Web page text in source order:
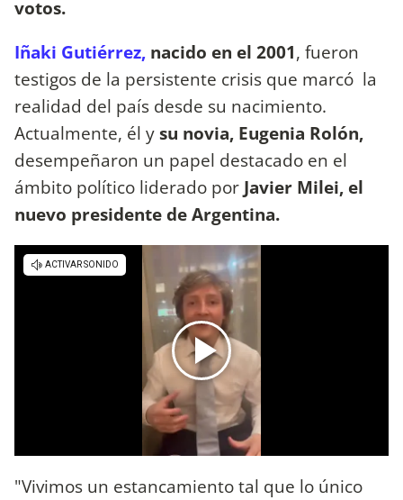
votos.
Iñaki Gutiérrez, nacido en el 2001, fueron
testigos de la persistente crisis que marcó la
realidad del país desde su nacimiento.
Actualmente, él ysu novia, Eugenia Rolón,
desempeñaron un papel destacado en el
ámbito político liderado por Javier Milei, el
nuevo presidente de Argentina.
"Vivimos un estancamiento tal que lo único